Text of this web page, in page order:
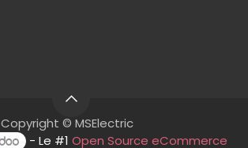
Copyright © MSElectric
- Le #1 Open Source eCommerce